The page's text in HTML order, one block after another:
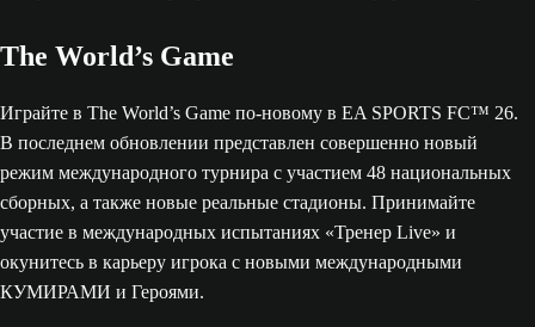
The World’s Game
Играйте в The World’s Game по-новому в EA SPORTS FC™ 26.
В последнем обновлении представлен совершенно новый
режим международного турнира с участием 48 национальных
сборных, а также новые реальные стадионы. Принимайте
участие в международных испытаниях «Тренер Live» и
окунитесь в карьеру игрока с новыми международными
КУМИРАМИ и Героями.